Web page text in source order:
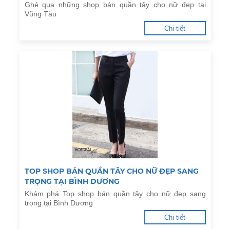
Ghé qua những shop bán quần tây cho nữ đẹp tại
Vũng Tàu
Chi tiết
TOP SHOP BÁN QUẦN TÂY CHO NỮ ĐẸP SANG
TRỌNG TẠI BÌNH DƯƠNG
Khám phá Top shop bán quần tây cho nữ đẹp sang
trọng tại Bình Dương
Chi tiết